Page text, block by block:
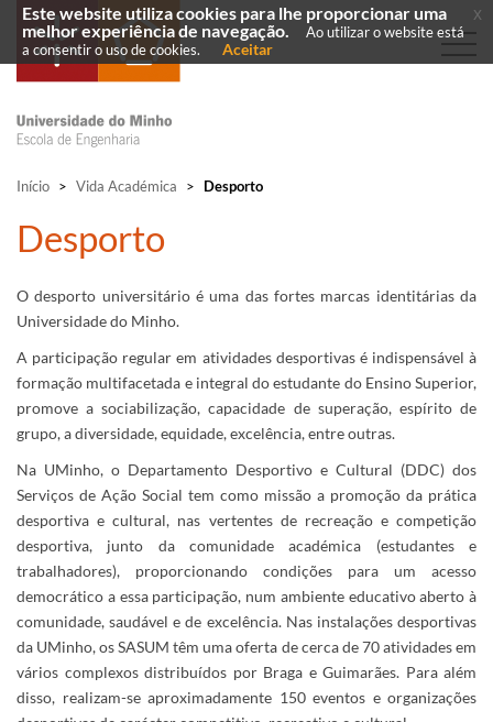
Início > Vida Académica > Desporto
​Desporto
​O desporto universitário é uma das fortes marcas identitárias da
Universidade do Minho.
​​​A participação regular em atividades desportivas é indispensável à
formação multifacetada e integral do estudante do Ensino Superior,
promove a sociabilização, capacidade de superação, espírito de
grupo, a diversidade, equidade, excelência, entre outras.
Na UMinho, o Departamento Desportivo e Cultural (DDC) dos
Serviços de Ação Social tem como missão a promoção da prática
desportiva e cultural, nas vertentes de recreação e competição
desportiva, junto da comunidade académica (estudantes e
trabalhadores), proporcionando condições para um acesso
democrático a essa participação, num ambiente educativo aberto à
comunidade, saudável e de excelência. Nas instalações desportivas
da UMinho, os SASUM têm uma oferta de cerca de 70 atividades em
vários complexos distribuídos por Braga e Guimarães. Para além
disso, realizam-se aproximadamente 150 eventos e organizações
Este website utiliza cookies para lhe proporcionar uma
melhor experiência de navegação.
Ao utilizar o website está
a consentir o uso de cookies.
Aceitar
x